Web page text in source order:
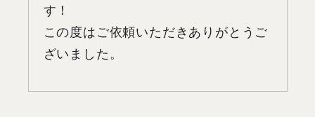
す！
この度はご依頼いただきありがとうご
ざいました。